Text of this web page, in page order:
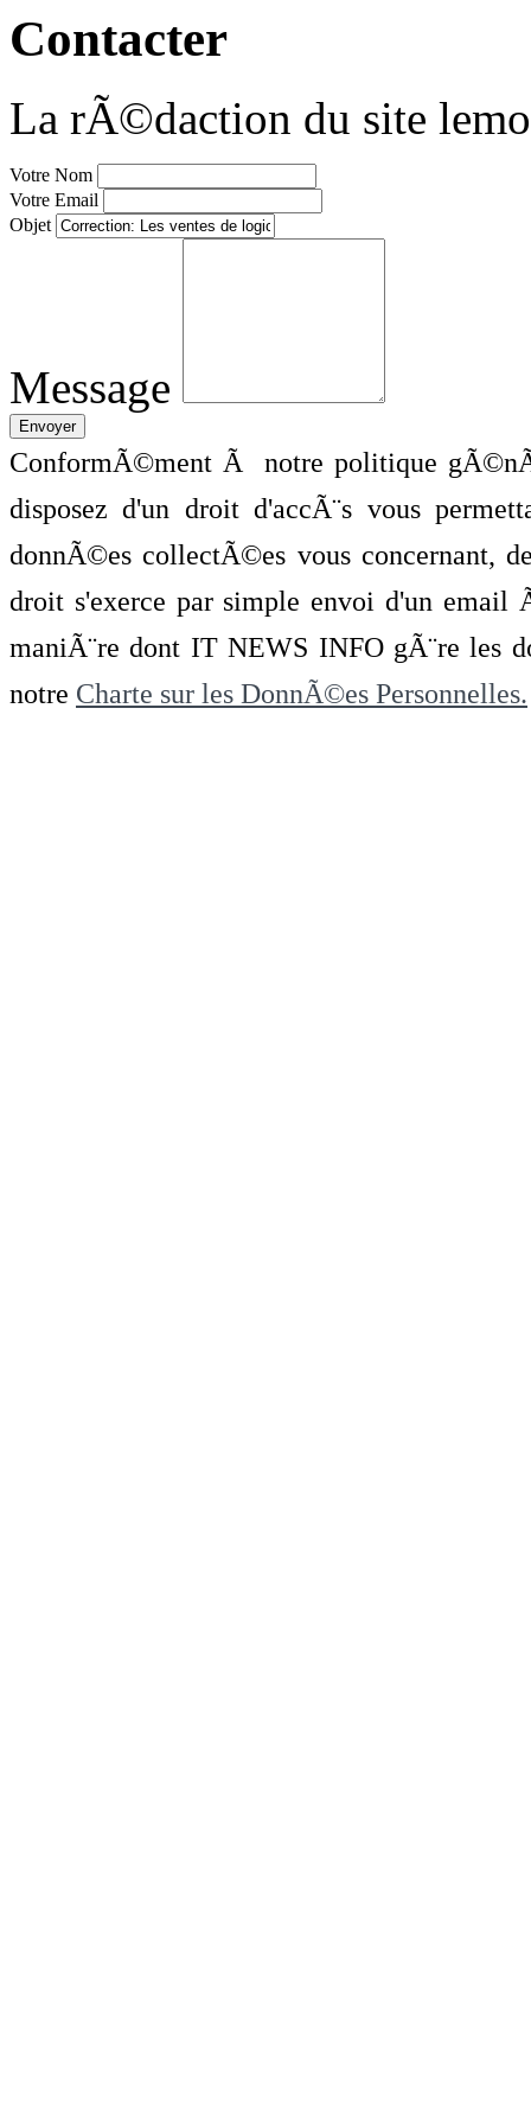
Contacter
La rÃ©daction du site
Votre Nom
Votre Email
Objet
Message
ConformÃ©ment Ã notre politique
disposez d'un droit d'accÃ¨s vous
donnÃ©es collectÃ©es vous concernant,
droit s'exerce par simple envoi d'un
maniÃ¨re dont IT NEWS INFO gÃ¨re les
notre Charte sur les DonnÃ©es Personnelles.